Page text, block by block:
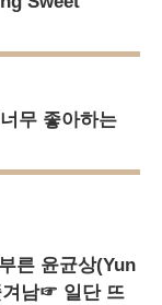
무 좋아하는
른 윤균상(Yun
남☞ 일단 뜨